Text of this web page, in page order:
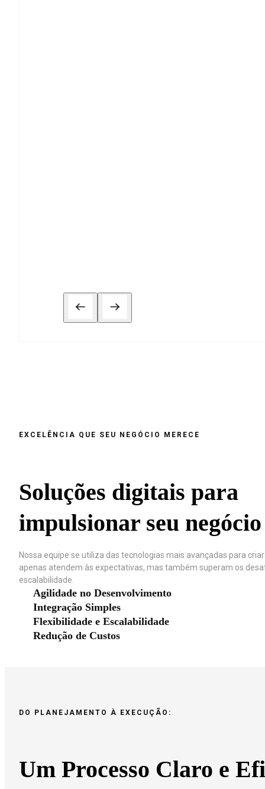
EXCELÊNCIA QUE SEU NEGÓCIO MERECE
Soluções digitais para
impulsionar seu negócio
Nossa equipe se utiliza das tecnologias mais avançadas para
apenas atendem às expectativas, mas também superam os
escalabilidade.
Agilidade no Desenvolvimento
Integração Simples
Flexibilidade e Escalabilidade
Redução de Custos
DO PLANEJAMENTO À EXECUÇÃO:
Um Processo Claro e